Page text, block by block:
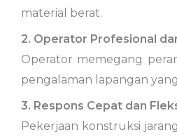
material berat.
2. Operator Profesional
Operator memegang
pengalaman lapangan
3. Respons Cepat dan
Pekerjaan konstruksi